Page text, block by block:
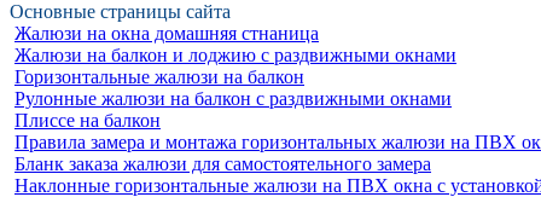
Основные страницы сайта
Жалюзи на окна домашняя стнаница
Жалюзи на балкон и лоджию c раздвижными окнами
Горизонтальные жалюзи на балкон
Рулонные жалюзи на балкон с раздвижными окнами
Плиссе на балкон
Правила замера и монтажа горизонтальных жалюзи на ПВХ
Бланк заказа жалюзи для самостоятельного замера
Наклонные горизонтальные жалюзи на ПВХ окна с